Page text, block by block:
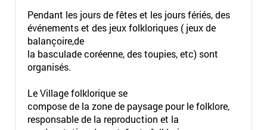
Pendant les jours de fêtes et les jours fériés, des
événements et des jeux folkloriques ( jeux de
balançoire,de
la basculade coréenne, des toupies, etc) sont
organisés.
Le Village folklorique se
compose de la zone de paysage pour le folklore,
responsable de la reproduction et la